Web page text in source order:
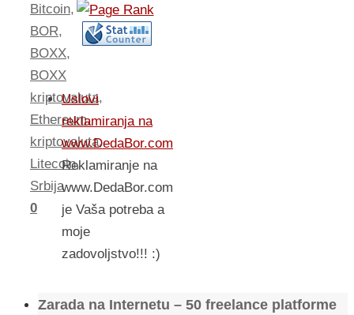
Bitcoin,
BOR,
BOXX,
BOXX
kriptovaluta,
Ethereum,
kriptovaluta,
Litecoin,
Srbija
0
Uslovi
reklamiranja na
www.DedaBor.com
Reklamiranje na
www.DedaBor.com
je Vaša potreba a
moje
zadovoljstvo!!! :)
Zarada na Internetu – 50 freelance platforme